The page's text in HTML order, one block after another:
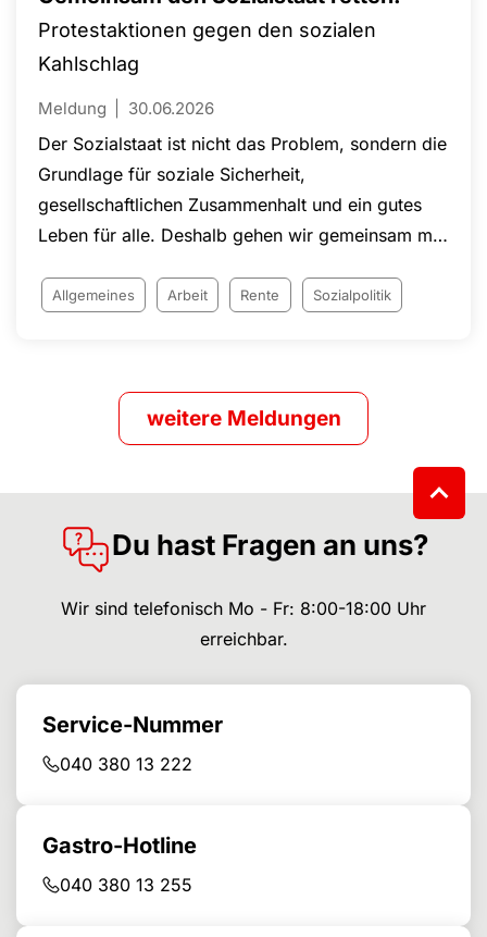
Protestaktionen gegen den sozialen
Kahlschlag
Meldung 30.06.2026
Der Sozialstaat ist nicht das Problem, sondern die
Grundlage für soziale Sicherheit,
gesellschaftlichen Zusammenhalt und ein gutes
Leben für alle. Deshalb gehen wir gemeinsam mit
Verbänden und Organisationen auf die Straße!
Allgemeines Arbeit Rente Sozialpolitik
weitere Meldungen
Du hast Fragen an uns?
Wir sind telefonisch Mo - Fr: 8:00-18:00 Uhr
erreichbar.
Service-Nummer
040 380 13 222
Gastro-Hotline
040 380 13 255